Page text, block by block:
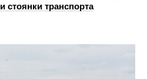
стоянки транспорта